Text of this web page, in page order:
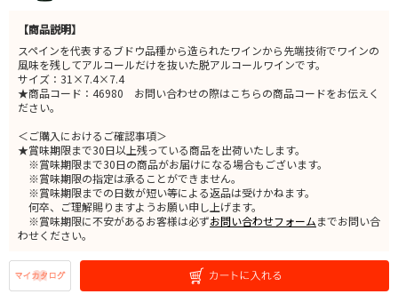
【商品説明】
スペインを代表するブドウ品種から造られたワインから先端技術でワインの
風味を残してアルコールだけを抜いた脱アルコールワインです。
サイズ：31×7.4×7.4
★商品コード：46980 お問い合わせの際はこちらの商品コードをお伝えく
ださい。
＜ご購入におけるご確認事項＞
★賞味期限まで30日以上残っている商品を出荷いたします。
※賞味期限まで30日の商品がお届けになる場合もございます。
※賞味期限の指定は承ることができません。
※賞味期限までの日数が短い等による返品は受けかねます。
何卒、ご理解賜りますようお願い申し上げます。
※賞味期限に不安があるお客様は必ずお問い合わせフォームまでお問い合
わせください。